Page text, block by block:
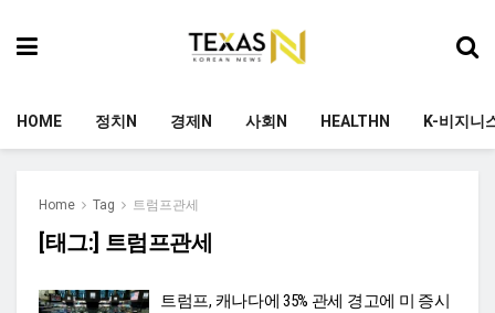
HOME 정치N 경제N 사회N HEALTHN K-비지니
Home Tag 트럼프관세
[태그:] 트럼프관세
트럼프, 캐나다에 35% 관세 경고에 미 증시